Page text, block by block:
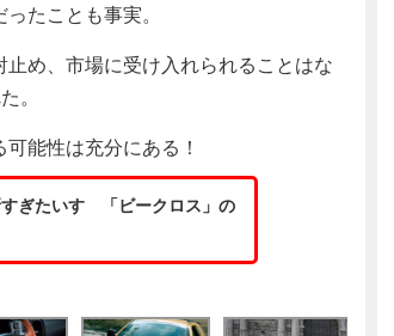
たことも事実。
め、市場に受け入れられることはな
。
能性は充分にある！
ぎたいすゞ「ビークロス」の